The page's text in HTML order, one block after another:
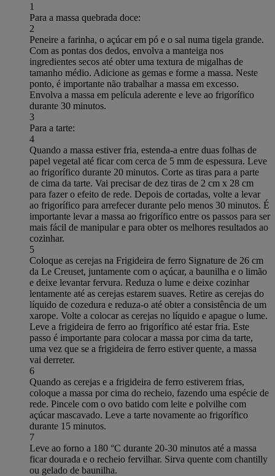
1
Para a massa quebrada doce:
2
Peneire a farinha, o açúcar em pó e o sal numa tigela grande.
Com as pontas dos dedos, envolva a manteiga nos
ingredientes secos até obter uma textura de migalhas de
tamanho médio. Adicione as gemas e forme a massa. Neste
ponto, é importante não trabalhar a massa em excesso.
Envolva a massa em película aderente e leve ao frigorífico
durante 30 minutos.
3
Para a tarte:
4
Quando a massa estiver fria, estenda-a entre duas folhas de
papel vegetal até ficar com cerca de 5 mm de espessura. Leve
ao frigorífico durante 20 minutos. Corte as tiras para a parte
de cima da tarte. Vai precisar de dez tiras de 2 cm x 28 cm
para fazer o efeito de rede. Depois de cortadas, volte a levar
ao frigorífico para arrefecer durante pelo menos 30 minutos. É
importante levar a massa ao frigorífico entre os passos para ser
mais fácil de manipular e para obter os melhores resultados ao
cozinhar.
5
Coloque as cerejas na Frigideira de ferro Signature de 26 cm
da Le Creuset, juntamente com o açúcar, a baunilha e o limão
e deixe levantar fervura. Reduza o lume e deixe cozinhar
lentamente até as cerejas estarem suaves. Retire as cerejas do
líquido de cozedura e reduza-o até obter a consistência de um
xarope. Volte a colocar as cerejas no líquido e apague o lume.
Leve a frigideira de ferro ao frigorífico até estar fria. Este
passo é importante para colocar a massa por cima da tarte,
uma vez que se a frigideira de ferro estiver quente, a massa
vai derreter.
6
Quando as cerejas e a frigideira de ferro estiverem frias,
coloque a massa por cima do recheio, fazendo uma espécie de
rede. Pincele com o ovo batido com leite e polvilhe com
açúcar mascavado. Leve a tarte novamente ao frigorífico
durante 15 minutos.
7
Leve ao forno a 180 °C durante 20-30 minutos até a massa
ficar dourada e o recheio fervilhar. Sirva quente com chantilly
ou gelado de baunilha.